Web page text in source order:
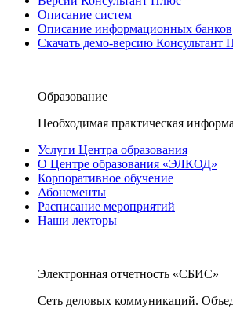
Описание систем
Описание информационных банков
Скачать демо-версию Консультант
Образование
Необходимая практическая
Услуги Центра образования
О Центре образования «ЭЛКОД»
Корпоративное обучение
Абонементы
Расписание мероприятий
Наши лекторы
Электронная отчетность «СБИС»
Сеть деловых коммуникаций.